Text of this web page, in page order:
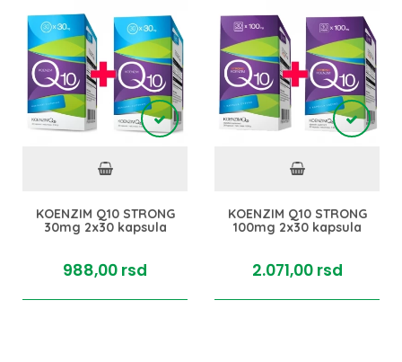
KOENZIM Q10 STRONG
30mg 2x30 kapsula
988,00 rsd
KOENZIM Q10 STRONG
100mg 2x30 kapsula
2.071,00 rsd